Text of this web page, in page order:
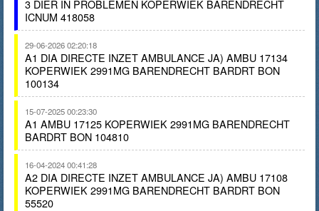
3 DIER IN PROBLEMEN KOPERWIEK BARENDRECHT
ICNUM 418058
29-06-2026 02:20:18
A1 DIA DIRECTE INZET AMBULANCE JA) AMBU 17134
KOPERWIEK 2991MG BARENDRECHT BARDRT BON
100134
15-07-2025 00:23:30
A1 AMBU 17125 KOPERWIEK 2991MG BARENDRECHT
BARDRT BON 104810
16-04-2024 00:41:28
A2 DIA DIRECTE INZET AMBULANCE JA) AMBU 17108
KOPERWIEK 2991MG BARENDRECHT BARDRT BON
55520